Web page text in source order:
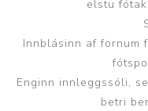
elstu
Innblásinn af fornum
Enginn innleggssóli,
betri